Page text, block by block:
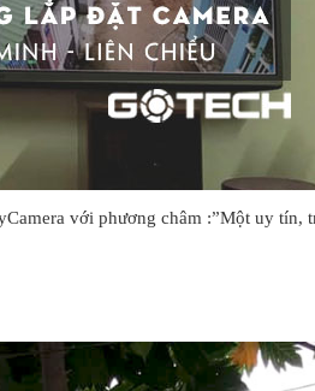
với phương châm :”Một uy tín,